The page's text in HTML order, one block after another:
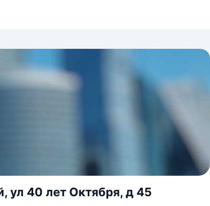
ул 40 лет Октября, д 45